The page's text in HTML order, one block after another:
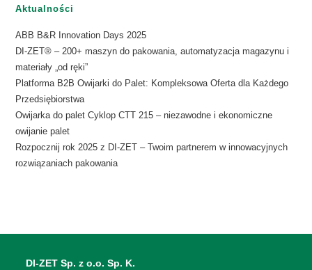
Aktualności
ABB B&R Innovation Days 2025
DI-ZET® – 200+ maszyn do pakowania, automatyzacja magazynu i
materiały „od ręki”
Platforma B2B Owijarki do Palet: Kompleksowa Oferta dla Każdego
Przedsiębiorstwa
Owijarka do palet Cyklop CTT 215 – niezawodne i ekonomiczne
owijanie palet
Rozpocznij rok 2025 z DI-ZET – Twoim partnerem w innowacyjnych
rozwiązaniach pakowania
DI-ZET Sp. z o.o. Sp. K.